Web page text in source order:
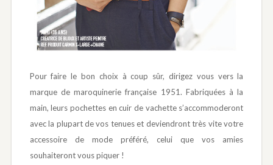
Pour faire le bon choix à coup sûr, dirigez vous vers la
marque de maroquinerie française 1951. Fabriquées à la
main, leurs pochettes en cuir de vachette s’accommoderont
avec la plupart de vos tenues et deviendront très vite votre
accessoire de mode préféré, celui que vos amies
souhaiteront vous piquer !